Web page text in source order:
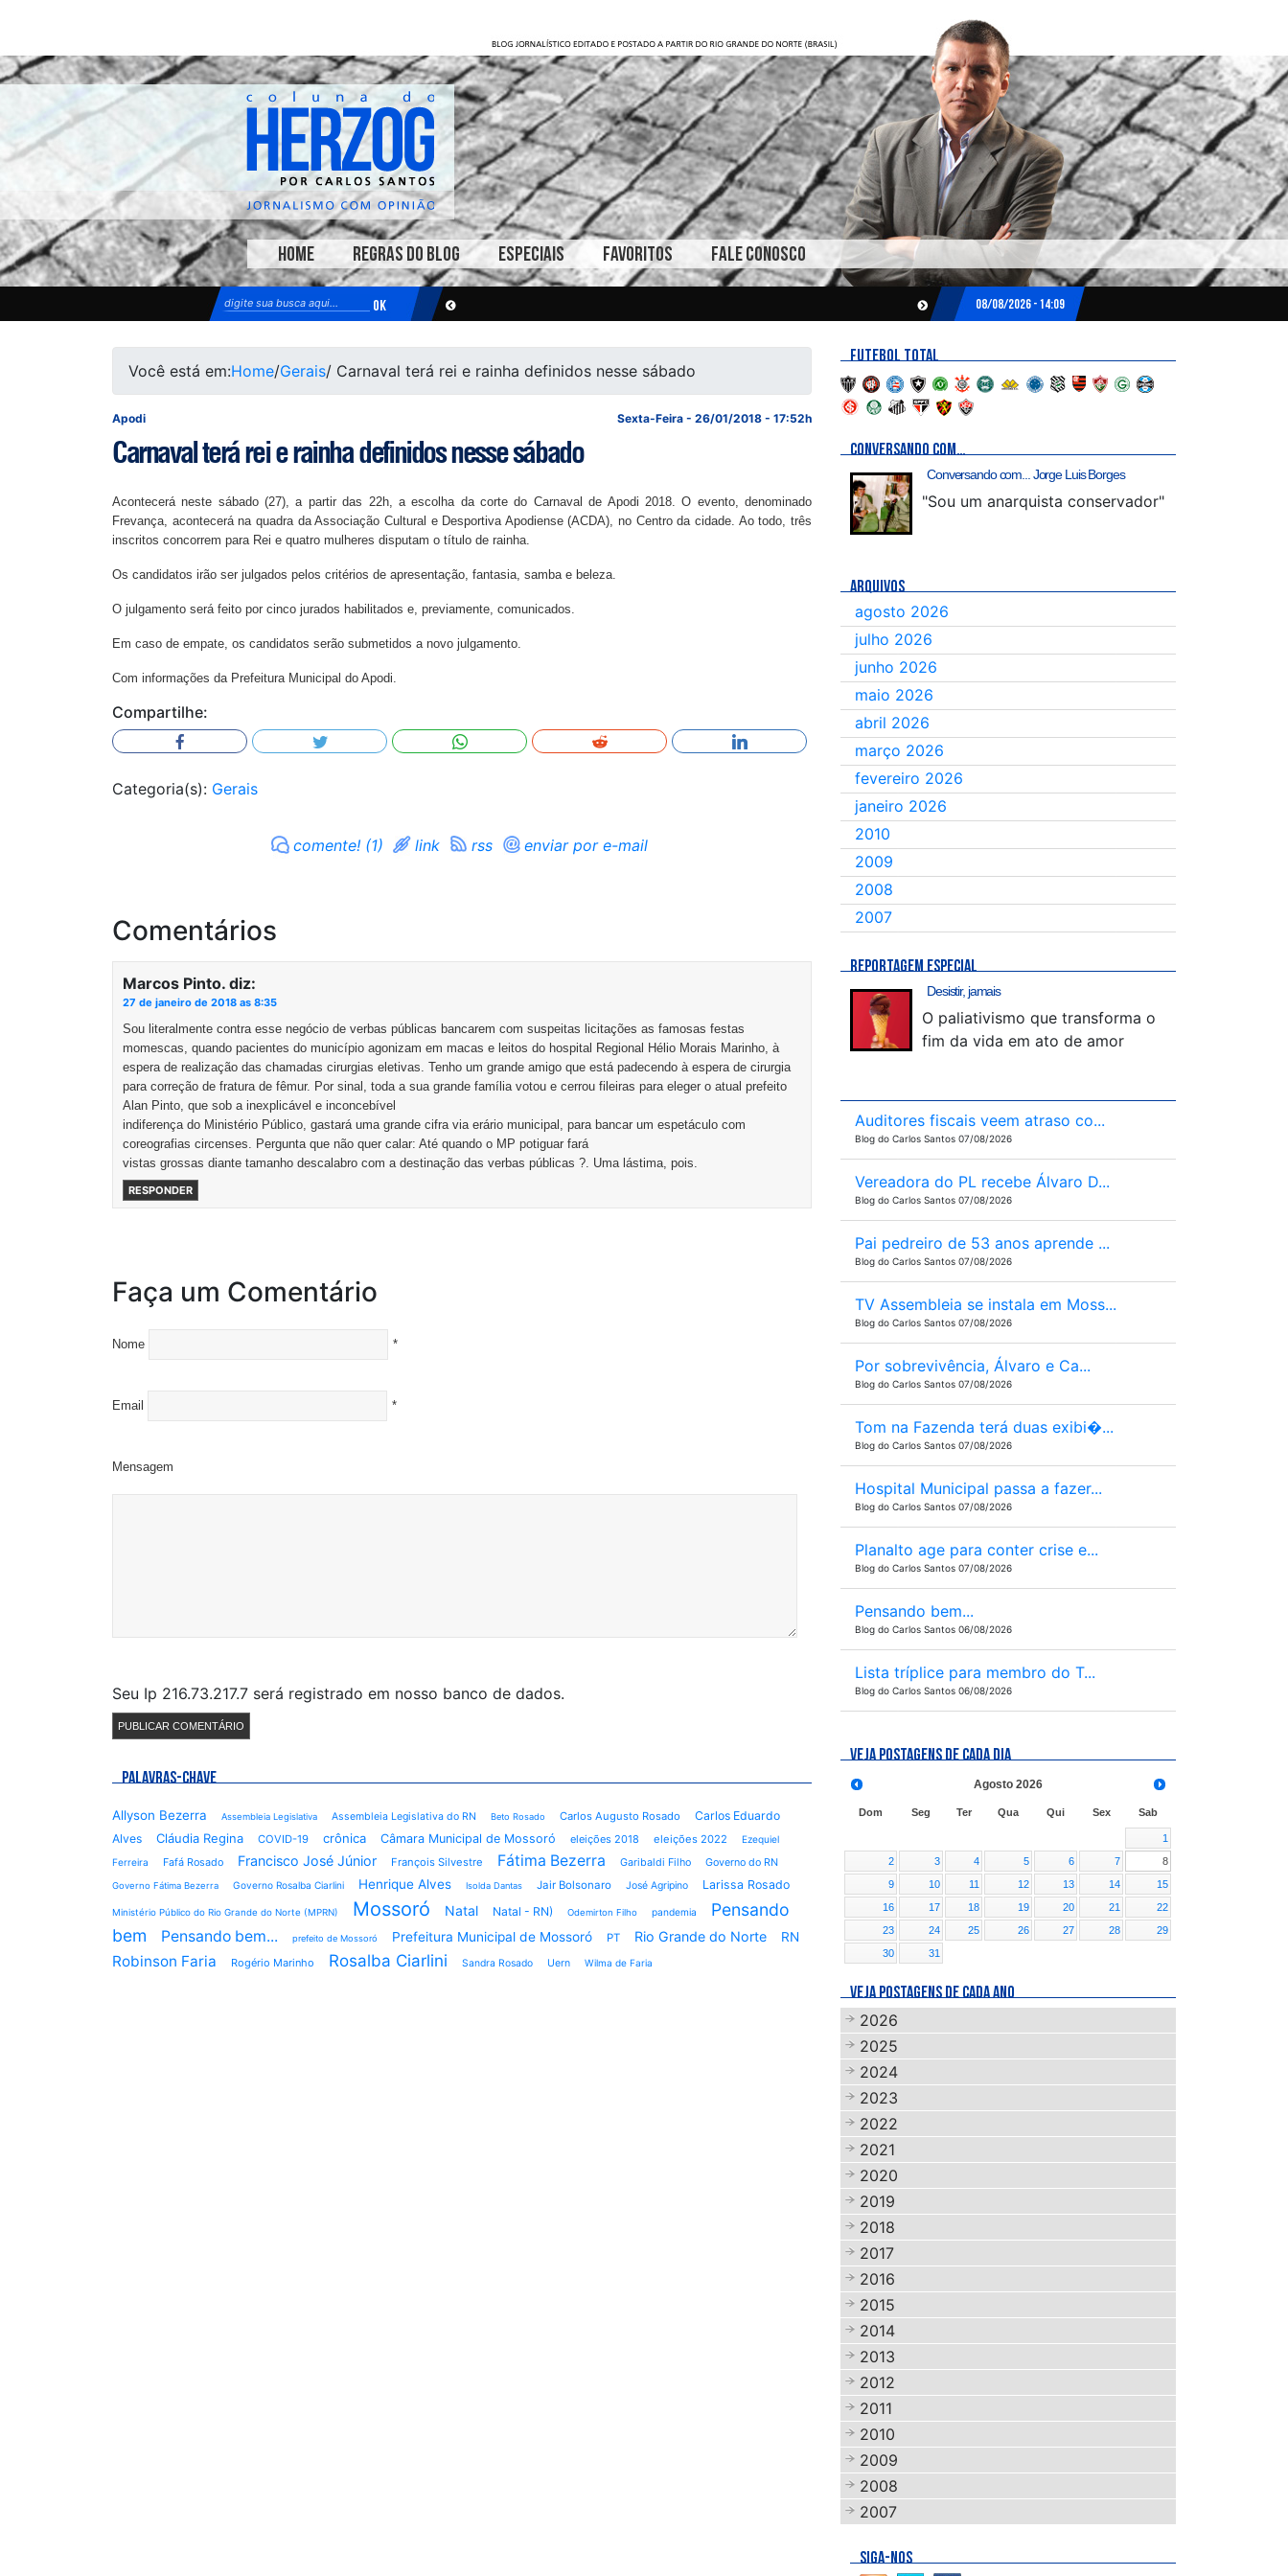
HOME REGRAS DO BLOG ESPECIAIS FAVORITOS FALE CONOSCO
08/08/2026 - 14:09
Você está em:Home/Gerais/ Carnaval terá rei e rainha definidos nesse sábado
Sexta-Feira - 26/01/2018 - 17:52h
Apodi
Carnaval terá rei e rainha definidos nesse sábado
Acontecerá neste sábado (27), a partir das 22h, a escolha da corte do Carnaval de Apodi 2018. O evento, denominado
Frevança, acontecerá na quadra da Associação Cultural e Desportiva Apodiense (ACDA), no Centro da cidade. Ao todo, três
inscritos concorrem para Rei e quatro mulheres disputam o título de rainha.
Os candidatos irão ser julgados pelos critérios de apresentação, fantasia, samba e beleza.
O julgamento será feito por cinco jurados habilitados e, previamente, comunicados.
Em caso de empate, os candidatos serão submetidos a novo julgamento.
Com informações da Prefeitura Municipal do Apodi.
Compartilhe:
Categoria(s): Gerais
comente! (1) link rss enviar por e-mail
Comentários
Marcos Pinto. diz:
27 de janeiro de 2018 as 8:35
Sou literalmente contra esse negócio de verbas públicas bancarem com suspeitas licitações as famosas festas
momescas, quando pacientes do município agonizam em macas e leitos do hospital Regional Hélio Morais Marinho, à
espera de realização das chamadas cirurgias eletivas. Tenho um grande amigo que está padecendo à espera de cirurgia
para correção de fratura de fêmur. Por sinal, toda a sua grande família votou e cerrou fileiras para eleger o atual prefeito
Alan Pinto, que sob a inexplicável e inconcebível
indiferença do Ministério Público, gastará uma grande cifra via erário municipal, para bancar um espetáculo com
coreografias circenses. Pergunta que não quer calar: Até quando o MP potiguar fará
vistas grossas diante tamanho descalabro com a destinação das verbas públicas ?. Uma lástima, pois.
RESPONDER
Faça um Comentário
Nome *
Email *
Mensagem
Seu Ip 216.73.217.7 será registrado em nosso banco de dados.
PALAVRAS-CHAVE
Allyson Bezerra Assembleia Legislativa Assembleia Legislativa do RN Beto Rosado Carlos Augusto Rosado
Carlos Eduardo
Alves
Cláudia Regina COVID-19 crônica Câmara Municipal de Mossoró eleições 2018 eleições 2022
Ezequiel
Ferreira
Fafá Rosado Francisco José Júnior François Silvestre Fátima Bezerra Garibaldi Filho Governo do RN
Governo Fátima Bezerra Governo Rosalba Ciarlini Henrique Alves Isolda Dantas Jair Bolsonaro José Agripino Larissa Rosado
Ministério Público do Rio Grande do Norte (MPRN) Mossoró Natal Natal - RN) Odemirton Filho pandemia
Pensando
bem
Pensando bem... prefeito de Mossoró Prefeitura Municipal de Mossoró PT Rio Grande do Norte RN
Robinson Faria Rogério Marinho Rosalba Ciarlini Sandra Rosado Uern Wilma de Faria
FUTEBOL TOTAL
CONVERSANDO COM…
Conversando com... Jorge Luis Borges
"Sou um anarquista conservador"
ARQUIVOS
agosto 2026
julho 2026
junho 2026
maio 2026
abril 2026
março 2026
fevereiro 2026
janeiro 2026
2010
2009
2008
2007
REPORTAGEM ESPECIAL
Desistir, jamais
O paliativismo que transforma o
fim da vida em ato de amor
Auditores fiscais veem atraso co...
Blog do Carlos Santos 07/08/2026
Vereadora do PL recebe Álvaro D...
Blog do Carlos Santos 07/08/2026
Pai pedreiro de 53 anos aprende ...
Blog do Carlos Santos 07/08/2026
TV Assembleia se instala em Moss...
Blog do Carlos Santos 07/08/2026
Por sobrevivência, Álvaro e Ca...
Blog do Carlos Santos 07/08/2026
Tom na Fazenda terá duas exibi�...
Blog do Carlos Santos 07/08/2026
Hospital Municipal passa a fazer...
Blog do Carlos Santos 07/08/2026
Planalto age para conter crise e...
Blog do Carlos Santos 07/08/2026
Pensando bem...
Blog do Carlos Santos 06/08/2026
Lista tríplice para membro do T...
Blog do Carlos Santos 06/08/2026
VEJA POSTAGENS DE CADA DIA
Agosto 2026
Dom Seg Ter Qua Qui Sex Sab
1
2
3 4 5 6 7
8
9
10 11 12 13 14
15
16
17 18 19 20 21
22
23
24 25 26 27 28
29
30
31
VEJA POSTAGENS DE CADA ANO
2026
2025
2024
2023
2022
2021
2020
2019
2018
2017
2016
2015
2014
2013
2012
2011
2010
2009
2008
2007
SIGA-NOS